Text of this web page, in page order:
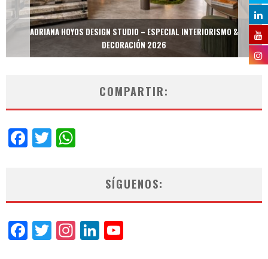
ADRIANA HOYOS DESIGN STUDIO – ESPECIAL INTERIORISMO &
DECORACIÓN 2026
COMPARTIR:
Facebook
Twitter
SÍGUENOS:
Facebook
Twitter
Instagram
LinkedIn